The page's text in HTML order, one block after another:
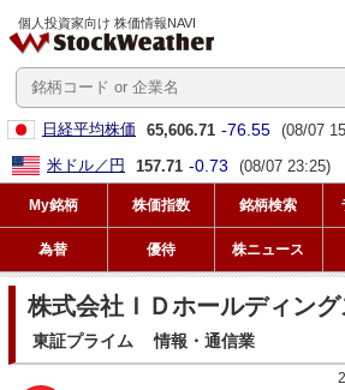
個人投資家向け 株価情報NAVI
日経平均株価 65,606.71 -76.55 (08/07
米ドル／円
157.71 -0.73 (08/07 23:25)
My銘柄 株価指数 銘柄検索
為替 優待 株ニュース
株式会社ＩＤホールディン
東証プライム 情報・通信業